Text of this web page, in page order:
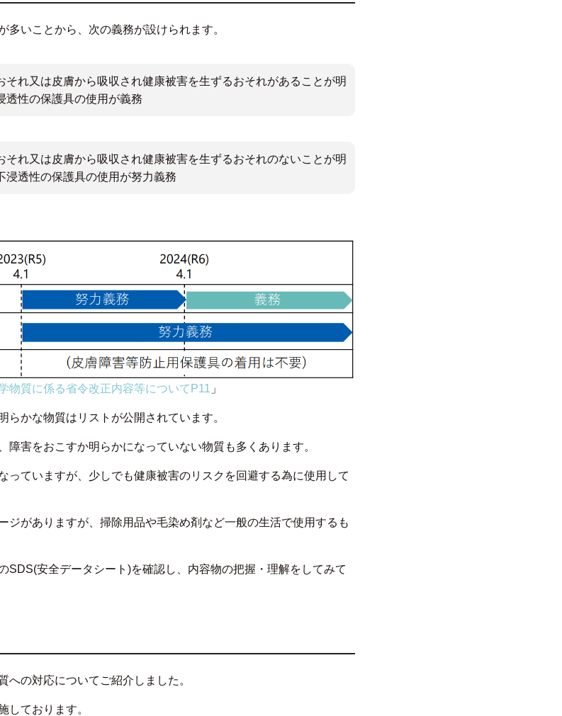
いことから、次の義務が設けられます。
れ又は皮膚から吸収され健康被害を生ずるおそれがあることが明
透性の保護具の使用が義務
れ又は皮膚から吸収され健康被害を生ずるおそれのないことが明
浸透性の保護具の使用が努力義務
物質に係る省令改正内容等についてP11 」
かな物質はリストが公開されています。
障害をおこすか明らかになっていない物質も多くあります。
っていますが、少しでも健康被害のリスクを回避する為に使用して
ジがありますが、掃除用品や毛染め剤など一般の生活で使用するも
SDS(安全データシート)を確認し、内容物の把握・理解をしてみて
の対応についてご紹介しました。
しております。